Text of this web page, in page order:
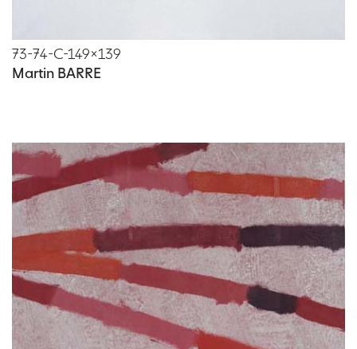
73-74-C-149×139
Martin BARRE